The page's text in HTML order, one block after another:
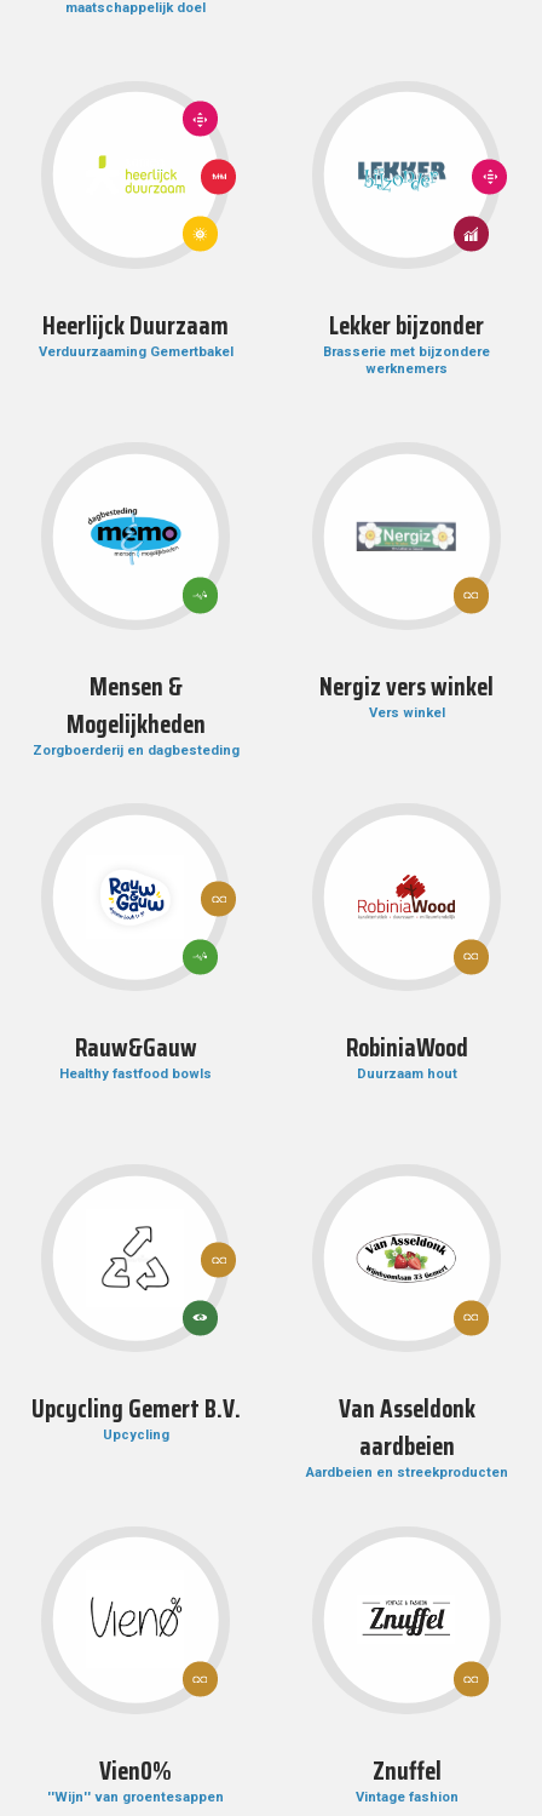
maatschappelijk doel
7:
BETAALBARE
EN
DUURZAME
1: GEEN
ARMOEDE
10:
ONGELIJKHEID
VERMINDEREN
Heerlijck Duurzaam
Verduurzaaming Gemertbakel
8: EERLIJK
WERK EN
ECONOMISCHE
GROEI
10:
Lekker bijzonder
Brasserie met bijzondere
werknemers
3: GOEDE
GEZONDHEID
EN WELZIJN
Mensen &
Mogelijkheden
Zorgboerderij en dagbesteding
12:
CONSUMPTIE
PRODUCTIE
Nergiz vers winkel
Vers winkel
3: GOEDE
GEZONDHEID
EN WELZIJN
12:
VERANTWOORDE
CONSUMPTIE EN
PRODUCTIE
Rauw&Gauw
Healthy fastfood bowls
CONSUMPTIE
PRODUCTIE
RobiniaWood
Duurzaam hout
13:
KLIMAATACTIE
12:
VERANTWOORDE
CONSUMPTIE EN
PRODUCTIE
Upcycling Gemert B.V.
Upcycling
CONSUMPTIE
PRODUCTIE
Van Asseldonk
aardbeien
Aardbeien en streekproducten
VERANTWOORDE
CONSUMPTIE EN
PRODUCTIE
Vien0%
''Wijn'' van groentesappen
CONSUMPTIE
PRODUCTIE
Znuffel
Vintage fashion